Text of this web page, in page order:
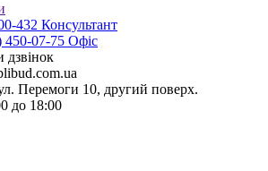
432 Консультант
450-07-75 Офіс
дзвінок
Перемоги 10, другий поверх.
до 18:00